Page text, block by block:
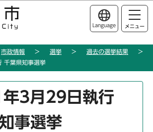
のページの本文へ移動
Language メニュー
市政情報 選挙
過去の選挙結果
千葉県知事選挙
3月29日執行
事選挙